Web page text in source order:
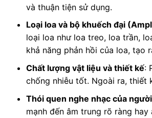
và thuận tiện sử dụng.
Loại loa và bộ khuếch đại
loại loa như loa treo, loa trần,
khả năng phản hồi của loa, tạo
Chất lượng vật liệu và thiết kế:
chống nhiễu tốt. Ngoài ra, thiết
Thói quen nghe nhạc của
mạnh đến âm trung rõ ràng